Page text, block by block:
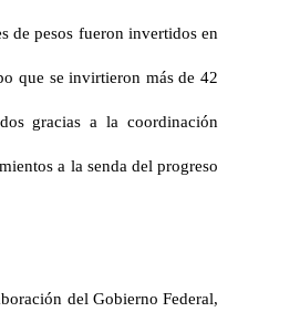
de pesos fueron invertidos en
que se invirtieron más de 42
gracias a la coordinación
a la senda del progreso
del Gobierno Federal,